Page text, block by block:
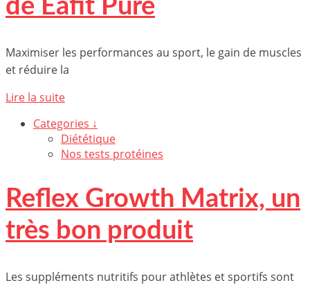
de Eafit Pure
Maximiser les performances au sport, le gain de muscles
et réduire la
Lire la suite
Categories ↓
Diététique
Nos tests protéines
Reflex Growth Matrix, un
très bon produit
Les suppléments nutritifs pour athlètes et sportifs sont